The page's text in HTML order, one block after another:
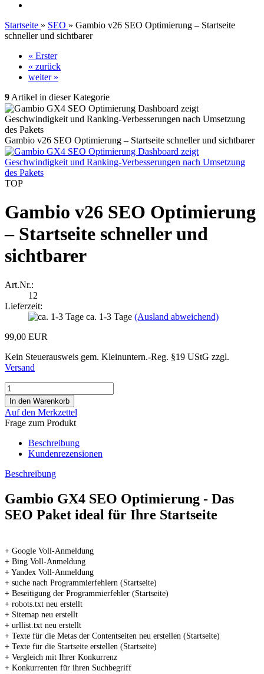
Startseite » SEO » Gambio v26 SEO Optimierung – Startseite
schneller und sichtbarer
« Erster
« zurück
weiter »
9 Artikel in dieser Kategorie
Gambio v26 SEO Optimierung – Startseite schneller und sichtbarer
TOP
Gambio v26 SEO Optimierung
– Startseite schneller und
sichtbarer
Art.Nr.:
12
Lieferzeit:
ca. 1-3 Tage (Ausland abweichend)
99,00 EUR
Kein Steuerausweis gem. Kleinuntern.-Reg. §19 UStG zzgl.
Versand
Auf den Merkzettel
Frage zum Produkt
Beschreibung
Kundenrezensionen
Beschreibung
Gambio GX4 SEO Optimierung - Das
SEO Paket ideal für Ihre Startseite
+ Google Voll-Anmeldung
+ Bing Voll-Anmeldung
+ Yandex Voll-Anmeldung
+ suche nach Programmierfehlern (Startseite)
+ Beseitigung der Programmierfehler (Startseite)
+ robots.txt neu erstellt
+ Sitemap neu erstellt
+ urllist.txt neu erstellt
+ Texte für die Metas der Contentseiten neu erstellen (Startseite)
+ Texte für die Startseite erstellen (Startseite)
+ Vergleich mit Ihrer Konkurrenz
+ Konkurrenten für ihren Suchbegriff